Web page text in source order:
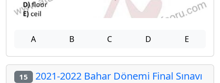
A B C D E
15 2021-2022 Bahar Dönemi Final Sınavı